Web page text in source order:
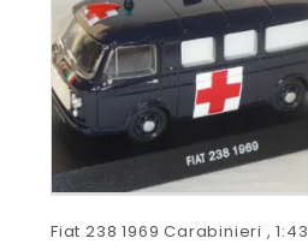
Fiat 238 1969 Carabinieri , 1:43